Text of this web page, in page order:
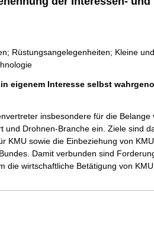
Rüstungsangelegenheiten; Kleine
eigenem Interesse selbst
insbesondere für die Belange
Drohnen-Branche ein. Ziele sind
KMU sowie die Einbeziehung von
Damit verbunden sind
wirtschaftliche Betätigung von